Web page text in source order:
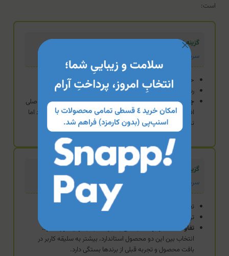
است:
گزینه تخصصی (قدرت بیشتر/ریسک بالاتر)
سرم تقویت کننده مژه لافارر (مدل Stemoxy)
حاوی بیماتوپروست ۰.۰۳٪ و استموکسیدین
رشد سریع‌تر و چشمگیرتر طول مژه
چه زمانی منطقی‌تر است؟زمانی که ریزش شدید است و هدف اصلی
افزایش حداکثری طول مژه باشد. این محصول قدرت بالاتری دارد اما
نیازمند احتیاط بیشتر بابت عوارض احتمالی (تیرگی پلک) است.
گزینه استاندارد
سرم تقویت مژه ام کیو
تغذیه کننده و محرک رشد طبیعی
ترکیبات مراقبتی برای فولیکول
تفاوت:عملکرد و مکانیسمی بسیار مشابه با تونیک وچه دارد.
انتخاب بین این دو محصول استاندارد، بیشتر به سلیقه کاربر در
بافت محصول و تجربه قبلی از برندها بستگی دارد.